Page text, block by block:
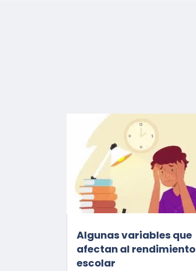
Algunas variables que
afectan al rendimiento
escolar